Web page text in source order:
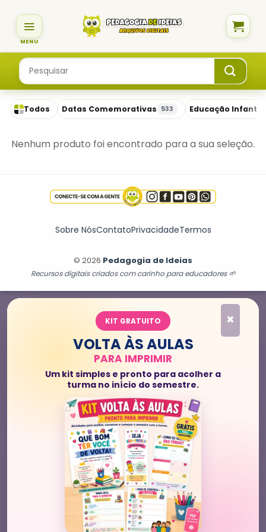
content
Pesquisar
por:
Todos Datas Comemorativas 533 Educação Infantil
Nenhum produto foi encontrado para a sua seleção.
Sobre NósContatoPrivacidadeTermos
© 2026 Pedagogia de Ideias
Recursos digitais criados com carinho para educadores 🌱
×
KIT GRATUITO
VOLTA ÀS AULAS
PARA IMPRIMIR
Um kit simples e pronto para acolher a
turma no início do semestre.